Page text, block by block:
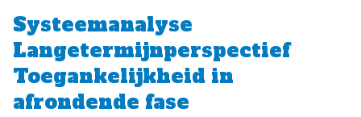
Systeemanalyse
Langetermijnperspectief
Toegankelijkheid in
afrondende fase